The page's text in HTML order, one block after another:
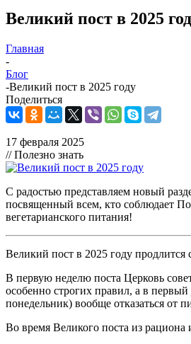
Великий пост в 2025
Главная
-
Блог
-Великий пост в 2025 году
Поделиться
17 февраля 2025
// Полезно знать
С радостью представляем новый
посвященный всем, кто соблюдает
вегетарианского питания!
Великий пост в 2025 году продлится
В первую неделю поста Церковь
особенно строгих правил, а в
понедельник) вообще отказаться от
Во время Великого поста из рациона